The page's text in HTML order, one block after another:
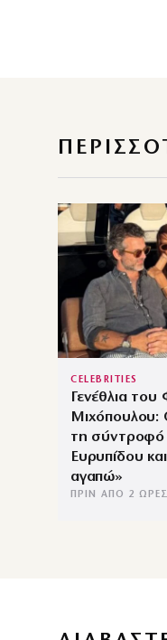
CELEBRITIES
Γενέθλια του
Μιχόπουλου:
τη σύντροφό
Ευρυπίδου
αγαπώ»
ΠΡΙΝ ΑΠΌ 2 ΏΡΕΣ